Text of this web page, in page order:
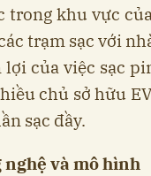
trong khu vực
trạm sạc với
của việc sạc
chủ sở hữu
sạc đầy.
và mô hình